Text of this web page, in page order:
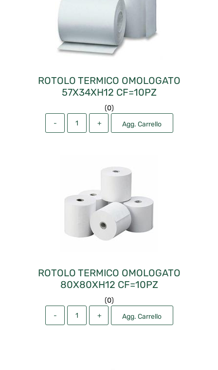
ROTOLO TERMICO OMOLOGATO
57X34XH12 CF=10PZ
(0)
Agg. Carrello
ROTOLO TERMICO OMOLOGATO
80X80XH12 CF=10PZ
(0)
Agg. Carrello